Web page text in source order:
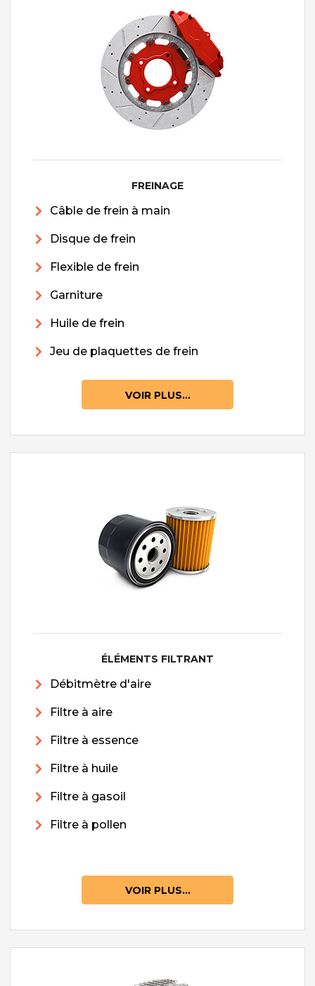
FREINAGE
Câble de frein à main
Disque de frein
Flexible de frein
Garniture
Huile de frein
Jeu de plaquettes de frein
VOIR PLUS...
ÉLÉMENTS FILTRANT
Débitmètre d'aire
Filtre à aire
Filtre à essence
Filtre à huile
Filtre à gasoil
Filtre à pollen
VOIR PLUS...